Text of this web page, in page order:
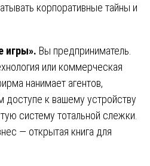
корпоративные тайны и
игры». Вы предприниматель.
или коммерческая
нанимает агентов,
доступе к вашему устройству
систему тотальной слежки.
— открытая книга для